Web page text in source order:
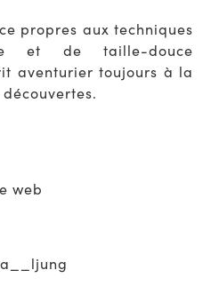
propres aux techniques
et de taille-douce
aventurier toujours à la
web